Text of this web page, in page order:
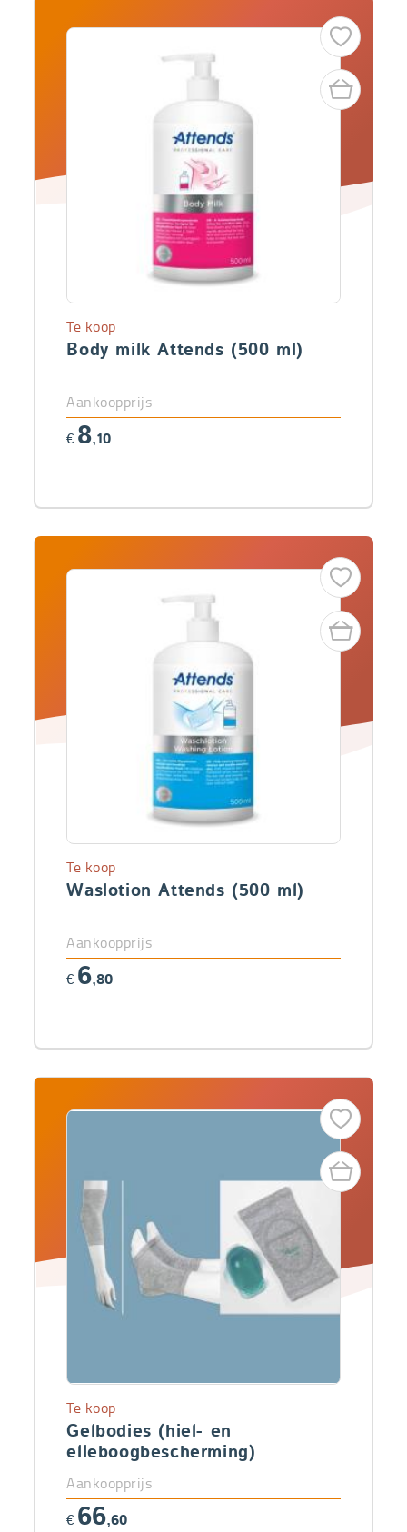
Body milk Attends (500 ml)
Te koop
Aankoopprijs
€ 8,10
Waslotion Attends (500 ml)
Te koop
Aankoopprijs
€ 6,80
Gelbodies (hiel- en
elleboogbescherming)
Te koop
Aankoopprijs
€ 66,60